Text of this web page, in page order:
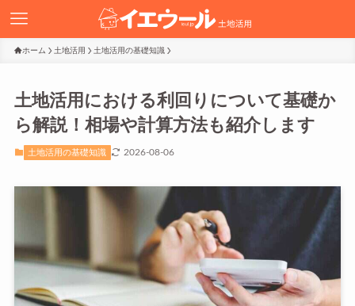
ホーム 土地活用 土地活用の基礎知識
土地活用における利回りについて基礎か
ら解説！相場や計算方法も紹介します
土地活用の基礎知識 2026-08-06